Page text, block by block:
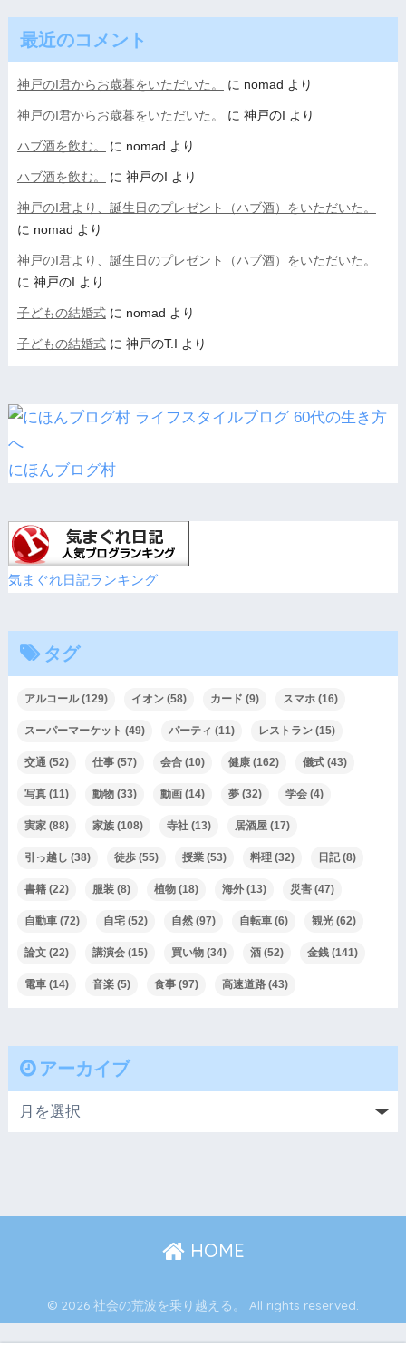
最近のコメント
神戸のI君からお歳暮をいただいた。 に nomad より
神戸のI君からお歳暮をいただいた。 に 神戸のI より
ハブ酒を飲む。 に nomad より
ハブ酒を飲む。 に 神戸のI より
神戸のI君より、誕生日のプレゼント（ハブ酒）をいただいた。
に nomad より
神戸のI君より、誕生日のプレゼント（ハブ酒）をいただいた。
に 神戸のI より
子どもの結婚式に nomad より
子どもの結婚式に 神戸のT.I より
にほんブログ村
気まぐれ日記ランキング
タグ
アルコール(129) イオン(58) カード (9) スマホ(16)
スーパーマーケット (49) パーティ (11) レストラン(15)
交通(52) 仕事(57) 会合(10) 健康(162) 儀式(43)
写真(11) 動物(33) 動画(14) 夢(32) 学会(4)
実家(88) 家族(108) 寺社(13) 居酒屋(17)
引っ越し (38) 徒歩(55) 授業(53) 料理(32) 日記(8)
書籍(22) 服装(8) 植物(18) 海外(13) 災害(47)
自動車(72) 自宅(52) 自然(97) 自転車(6) 観光(62)
論文(22) 講演会(15) 買い物(34) 酒(52) 金銭(141)
電車(14) 音楽(5) 食事(97) 高速道路(43)
アーカイブ
HOME
© 2026 社会の荒波を乗り越える。 All rights reserved.